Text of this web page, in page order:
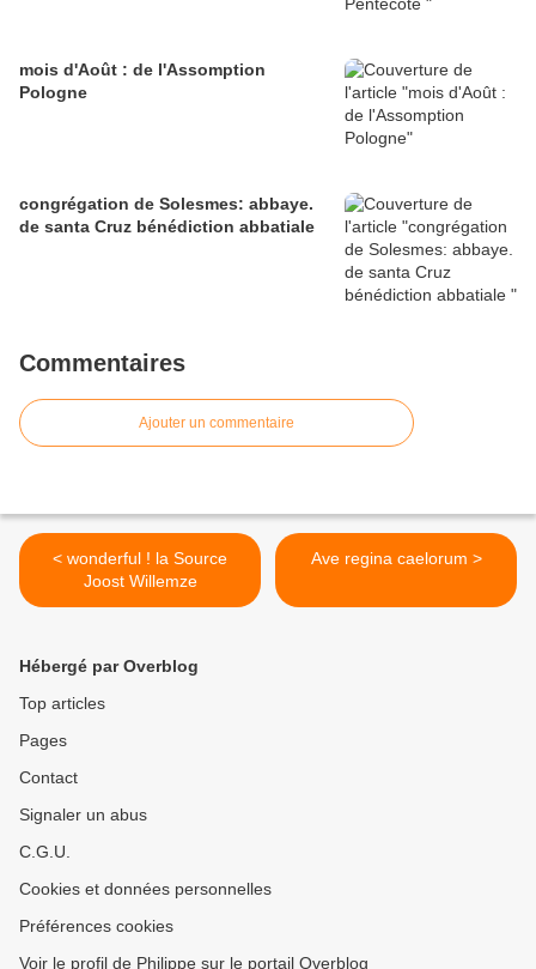
mois d'Août : de l'Assomption
Pologne
congrégation de Solesmes: abbaye.
de santa Cruz bénédiction abbatiale
Commentaires
Ajouter un commentaire
< wonderful ! la Source
Joost Willemze
Ave regina caelorum >
Hébergé par Overblog
Top articles
Pages
Contact
Signaler un abus
C.G.U.
Cookies et données personnelles
Préférences cookies
Voir le profil de Philippe sur le portail Overblog